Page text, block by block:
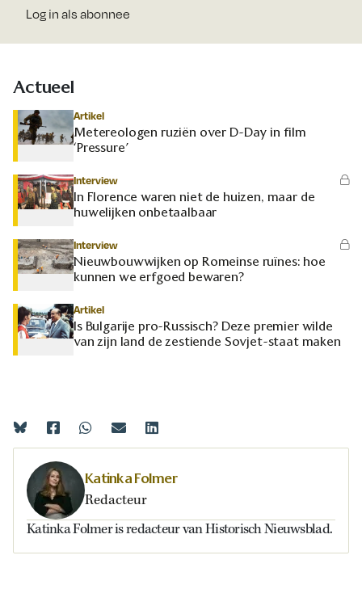
Log in als abonnee
Actueel
Artikel
Metereologen ruziën over D-Day in film
‘Pressure’
Interview
In Florence waren niet de huizen, maar de
huwelijken onbetaalbaar
Interview
Nieuwbouwwijken op Romeinse ruïnes: hoe
kunnen we erfgoed bewaren?
Artikel
Is Bulgarije pro-Russisch? Deze premier wilde
van zijn land de zestiende Sovjet-staat maken
Katinka Folmer
Redacteur
Katinka Folmer is redacteur van Historisch Nieuwsblad.